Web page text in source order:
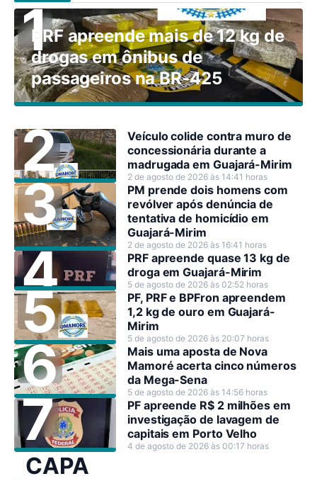
PRF apreende mais de 12 kg de
drogas em ônibus de
passageiros na BR-425
Veículo colide contra muro de
concessionária durante a
madrugada em Guajará-Mirim
2 de agosto de 2026 às 14:41 horas
PM prende dois homens com
revólver após denúncia de
tentativa de homicídio em
Guajará-Mirim
2 de agosto de 2026 às 16:41 horas
PRF apreende quase 13 kg de
droga em Guajará-Mirim
5 de agosto de 2026 às 02:52 horas
PF, PRF e BPFron apreendem
1,2 kg de ouro em Guajará-
Mirim
5 de agosto de 2026 às 20:07 horas
Mais uma aposta de Nova
Mamoré acerta cinco números
da Mega-Sena
5 de agosto de 2026 às 14:56 horas
PF apreende R$ 2 milhões em
investigação de lavagem de
capitais em Porto Velho
4 de agosto de 2026 às 00:17 horas
CAPA